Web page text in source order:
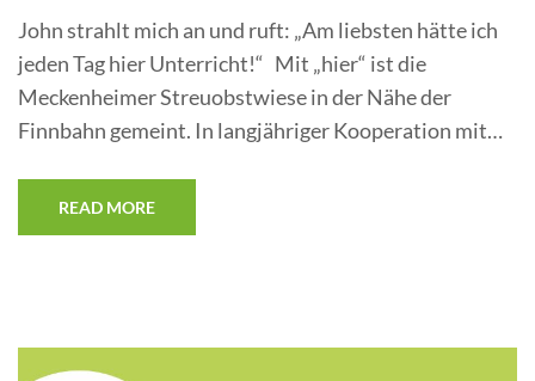
John strahlt mich an und ruft: „Am liebsten hätte ich
jeden Tag hier Unterricht!“ Mit „hier“ ist die
Meckenheimer Streuobstwiese in der Nähe der
Finnbahn gemeint. In langjähriger Kooperation mit…
READ MORE